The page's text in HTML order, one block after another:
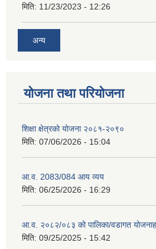
मिति: 11/23/2023 - 12:26
अन्य
योजना तथा परियोजना
शिक्षा क्षेत्रको योजना २०८१-२०९०
मिति: 07/06/2026 - 15:04
आ.व. 2083/084 आय व्यय
मिति: 06/25/2026 - 16:29
आ.व. २०८२/०८३ को पालिका/वडागत
मिति: 09/25/2025 - 15:42